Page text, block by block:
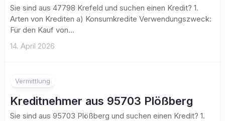
Sie sind aus 47798 Krefeld und suchen einen Kredit? 1.
Arten von Krediten a) Konsumkredite Verwendungszweck:
Für den Kauf von...
14. April 2026
Vermittlung
Kreditnehmer aus 95703 Plößberg
Sie sind aus 95703 Plößberg und suchen einen Kredit? 1.